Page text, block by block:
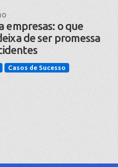
empresas: o que
de ser promessa
Casos de Sucesso